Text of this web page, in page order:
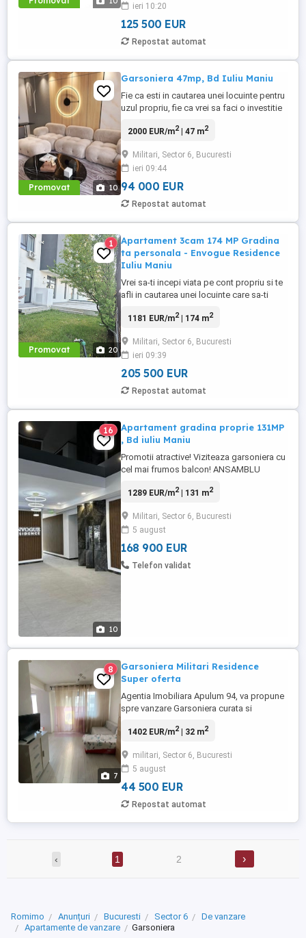
mai buna solutie pentru tinerii aflati ...
ieri 10:20
125 500 EUR
Repostat automat
Promovat 10
Garsoniera 47mp, Bd Iuliu Maniu
Fie ca esti in cautarea unei locuinte pentru
uzul propriu, fie ca vrei sa faci o investitie
camere ramane una dintre cele mai viabile
ansamblul rezidential EnVogue Residence
- Iuliu Maniu, din vestul Capitalei, iti punem
la dispozitie ...
2000 EUR/m2| 47 m2
Militari, Sector 6, Bucuresti
ieri 09:44
94 000 EUR
Repostat automat
Promovat 20
1
Apartament 3cam 174 MP Gradina
ta personala - Envogue Residence
Iuliu Maniu
Vrei sa-ti incepi viata pe cont propriu si te
afli in cautarea unei locuinte care sa-ti
flexibilitatea de care ai nevoie? O unitate
mai buna solutie pentru tinerii aflati la
inceput de drum, iar in ansamblul
EnVogue Residence ...
1181 EUR/m2| 174 m2
Militari, Sector 6, Bucuresti
ieri 09:39
205 500 EUR
Repostat automat
10
16
Apartament gradina proprie 131MP
, Bd iuliu Maniu
Promotii atractive! Viziteaza garsoniera cu
cel mai frumos balcon! ANSAMBLU
https: watch?v=S46PCLmuBAE Envogue
dispoziție garsoniere, studio-uri,
apartamente cu 2 și 3 camere, elegante, la
preț atractiv în care vă veți simți ca acasă
1289 EUR/m2| 131 m2
Militari, Sector 6, Bucuresti
5 august
168 900 EUR
Telefon validat
7
8
Garsoniera Militari Residence
Super oferta
Agentia Imobiliara Apulum 94, va propune
spre vanzare Garsoniera curata si
Rezident, Str Sg ilie Petre nr 86 Chiajna
An de constructie 2018. Garsoniera dubla,
confort 1 semdecomandata. cu centrala ...
1402 EUR/m2| 32 m2
militari, Sector 6, Bucuresti
5 august
44 500 EUR
Repostat automat
‹ 1 2 ›
Romimo Anunțuri Bucuresti Sector 6
De vanzare
Apartamente de vanzare
Garsoniera